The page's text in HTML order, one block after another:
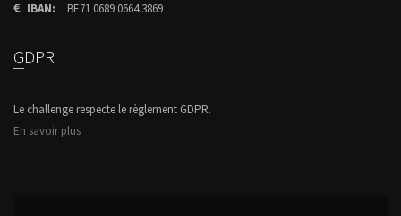
IBAN:
BE71 0689 0664 3869
GDPR
Le challenge respecte le règlement GDPR.
En savoir plus